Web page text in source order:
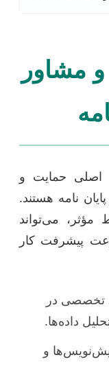
مشاور
اصلی حمایت و
نامه هستند.
مؤثر، می‌تواند
پیشرفت کار
تخصصی در
داده‌ها.
و